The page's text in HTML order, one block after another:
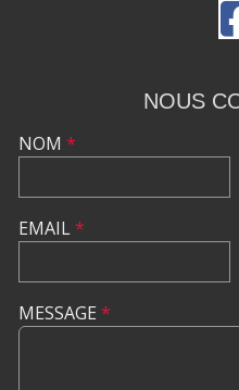
NOUS
NOM *
EMAIL*
MESSAGE *